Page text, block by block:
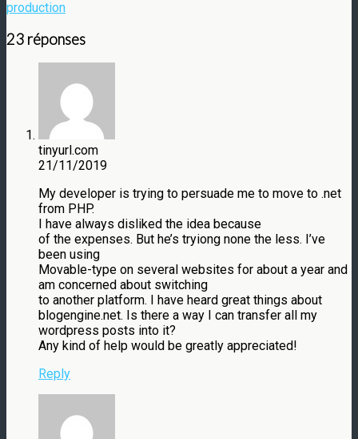
production
23 réponses
tinyurl.com
21/11/2019
My developer is trying to persuade me to move to .net
from PHP.
I have always disliked the idea because
of the expenses. But he’s tryiong none the less. I’ve
been using
Movable-type on several websites for about a year and
am concerned about switching
to another platform. I have heard great things about
blogengine.net. Is there a way I can transfer all my
wordpress posts into it?
Any kind of help would be greatly appreciated!
Reply